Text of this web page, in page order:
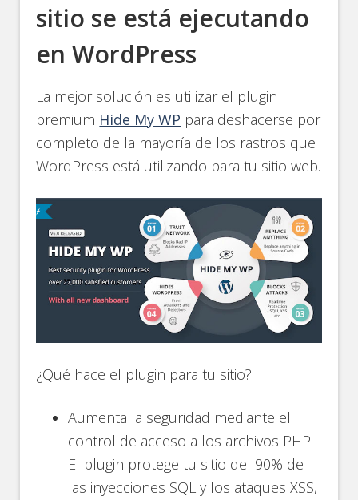
sitio se está ejecutando
en WordPress
La mejor solución es utilizar el plugin
premium Hide My WP para deshacerse por
completo de la mayoría de los rastros que
WordPress está utilizando para tu sitio web.
¿Qué hace el plugin para tu sitio?
Aumenta la seguridad mediante el
control de acceso a los archivos PHP.
El plugin protege tu sitio del 90% de
las inyecciones SQL y los ataques XSS,